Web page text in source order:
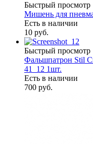
Быстрый просмотр
Мишень для
Есть в наличии
10 руб.
Быстрый просмотр
Фальшпатрон Stil
41_12 1шт.
Есть в наличии
700 руб.